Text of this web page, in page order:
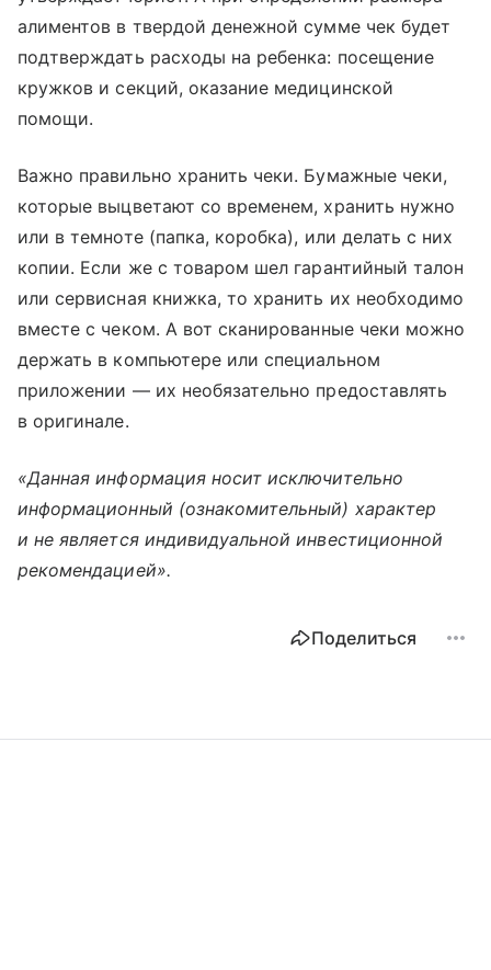
алиментов в твердой денежной сумме чек будет
подтверждать расходы на ребенка: посещение
кружков и секций, оказание медицинской
помощи.
Важно правильно хранить чеки. Бумажные чеки,
которые выцветают со временем, хранить нужно
или в темноте (папка, коробка), или делать с них
копии. Если же с товаром шел гарантийный талон
или сервисная книжка, то хранить их необходимо
вместе с чеком. А вот сканированные чеки можно
держать в компьютере или специальном
приложении — их необязательно предоставлять
в оригинале.
«Данная информация носит исключительно
информационный (ознакомительный) характер
и не является индивидуальной инвестиционной
рекомендацией».
Поделиться